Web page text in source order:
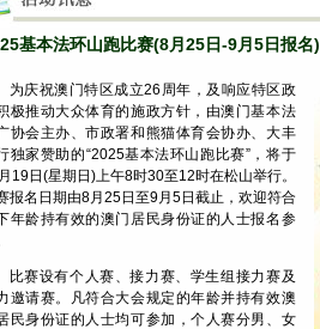
基本法环山跑比赛(8月25日-9月5日报名)
为庆祝澳门特区成立26周年，及响应特区政
极推动大众体育的施政方针，由澳门基本法
协会主办、市政署和熊猫体育会协办、大丰
独家赞助的“2025基本法环山跑比赛”，将于
19日(星期日)上午8时30至12时在松山举行。
报名日期由8月25日至9月5日截止，欢迎符合
年龄持有效的澳门居民身份证的人士报名参
。
比赛设有个人赛、接力赛、学生组接力赛及
邀请赛。凡符合大会规定的年龄并持有效澳
民身份证的人士均可参加，个人赛分男、女